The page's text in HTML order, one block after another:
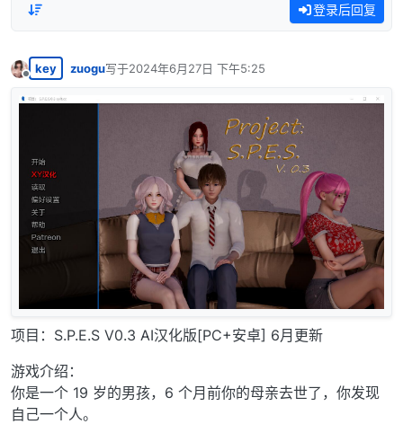
登录后回复
离线
key zuogu写于2024年6月27日 下午5:25
最后由 编辑
项目：S.P.E.S V0.3 AI汉化版[PC+安卓] 6月更新
游戏介绍：
你是一个 19 岁的男孩，6 个月前你的母亲去世了，你发现
自己一个人。